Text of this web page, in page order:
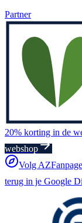
Partner
20% korting in de
webshop
Volg AZFanpage
terug in je Google